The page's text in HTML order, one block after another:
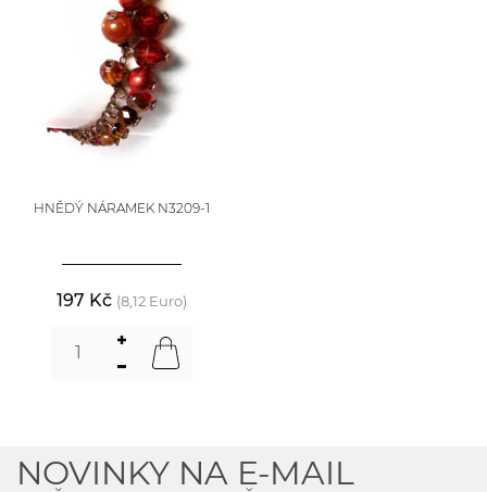
HNĚDÝ NÁRAMEK N3209-1
197 Kč (8,12 Euro)
NOVINKY NA E-MAIL